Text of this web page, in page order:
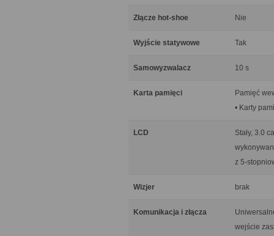
Złącze hot-shoe Nie
Wyjście statywowe Tak
Samowyzwalacz 10 s
Karta pamięci
Pamięć
• Karty
LCD
Stały, 3.0
z 5-
Wizjer brak
Komunikacja i złącza
wejście